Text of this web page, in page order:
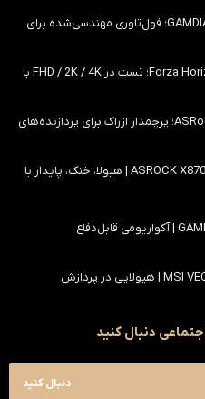
بررسی کیس GAMDIAS NESO P1 Pro؛ فول‌تاوری مهندسی‌شده برای
بررسی سخت افزاری بازی Forza Horizon 6؛ تست در FHD / 2K / 4K با
بررسی مادربرد ASRock Z890 Taichi؛ پرچمدار ازراک برای پردازنده‌های
اولین بررسی مادربرد ASROCK X870E TAICHI | هیولا، خنک، پایدار با
دنبال کنید
دنبال کنید